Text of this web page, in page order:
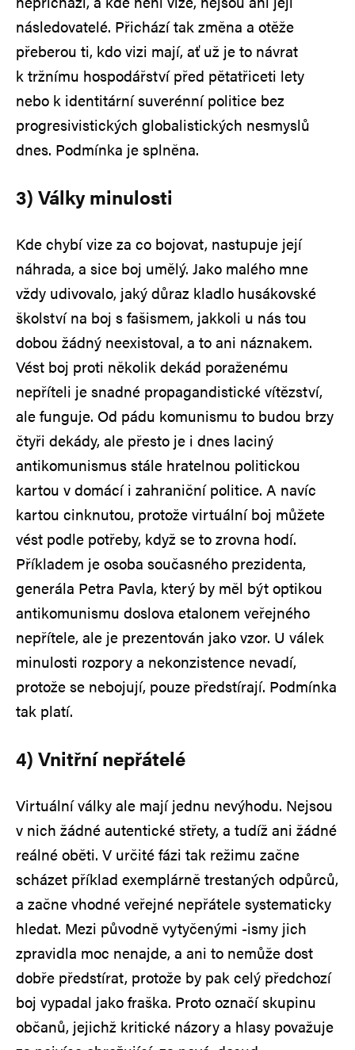
následovatelé. Přichází tak změna a otěže
přeberou ti, kdo vizi mají, ať už je to návrat
k tržnímu hospodářství před pětatřiceti lety
nebo k identitární suverénní politice bez
progresivistických globalistických nesmyslů
dnes. Podmínka je splněna.
3) Války minulosti
Kde chybí vize za co bojovat, nastupuje její
náhrada, a sice boj umělý. Jako malého mne
vždy udivovalo, jaký důraz kladlo husákovské
školství na boj s fašismem, jakkoli u nás tou
dobou žádný neexistoval, a to ani náznakem.
Vést boj proti několik dekád poraženému
nepříteli je snadné propagandistické vítězství,
ale funguje. Od pádu komunismu to budou brzy
čtyři dekády, ale přesto je i dnes laciný
antikomunismus stále hratelnou politickou
kartou v domácí i zahraniční politice. A navíc
kartou cinknutou, protože virtuální boj můžete
vést podle potřeby, když se to zrovna hodí.
Příkladem je osoba současného prezidenta,
generála Petra Pavla, který by měl být optikou
antikomunismu doslova etalonem veřejného
nepřítele, ale je prezentován jako vzor. U válek
minulosti rozpory a nekonzistence nevadí,
protože se nebojují, pouze předstírají. Podmínka
tak platí.
4) Vnitřní nepřátelé
Virtuální války ale mají jednu nevýhodu. Nejsou
v nich žádné autentické střety, a tudíž ani žádné
reálné oběti. V určité fázi tak režimu začne
scházet příklad exemplárně trestaných odpůrců,
a začne vhodné veřejné nepřátele systematicky
hledat. Mezi původně vytyčenými -ismy jich
zpravidla moc nenajde, a ani to nemůže dost
dobře předstírat, protože by pak celý předchozí
boj vypadal jako fraška. Proto označí skupinu
občanů, jejichž kritické názory a hlasy považuje